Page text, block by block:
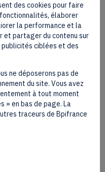
des cookies pour faire
élaborer
la performance et la
et partager du contenu sur
ciblées et des
ne déposerons pas de
du site. Vous avez
à tout moment
» en bas de page. La
traceurs de Bpifrance